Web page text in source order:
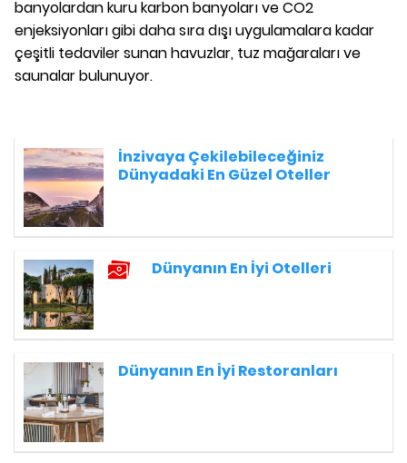
banyolardan kuru karbon banyoları ve CO2
enjeksiyonları gibi daha sıra dışı uygulamalara kadar
çeşitli tedaviler sunan havuzlar, tuz mağaraları ve
saunalar bulunuyor.
İnzivaya Çekilebileceğiniz
Dünyadaki En Güzel Oteller
Dünyanın En İyi Otelleri
Dünyanın En İyi Restoranları